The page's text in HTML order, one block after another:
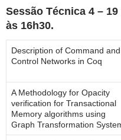
Sessão Técnica 4 –
às 16h30.
Description of Command and
Control Networks in Coq
A Methodology for Opacity
verification for Transactional
Memory algorithms using
Graph Transformation